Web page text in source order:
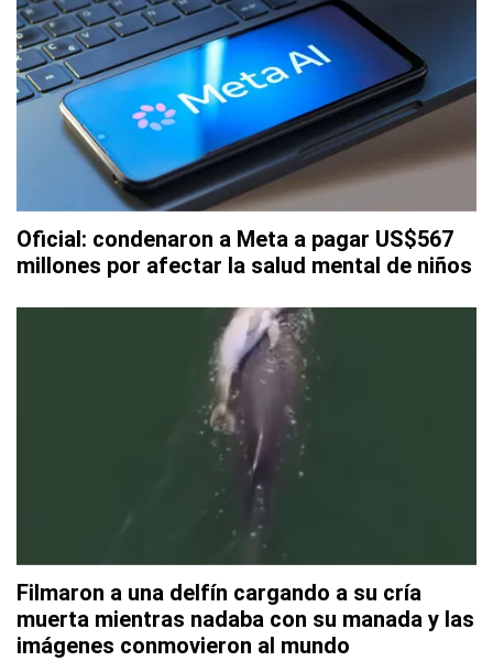
Oficial: condenaron a Meta a pagar US$567
millones por afectar la salud mental de niños
Filmaron a una delfín cargando a su cría
muerta mientras nadaba con su manada y las
imágenes conmovieron al mundo